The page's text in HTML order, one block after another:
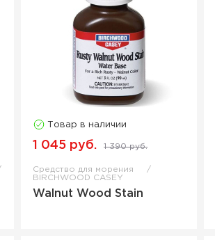
Товар в наличии
1 045 руб. 1 390 руб.
Средство для морения
BIRCHWOOD CASEY
Walnut Wood Stain